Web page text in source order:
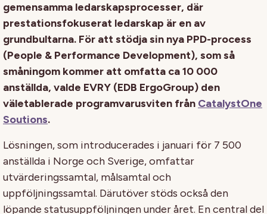
gemensamma ledarskapsprocesser, där
prestationsfokuserat ledarskap är en av
grundbultarna. För att stödja sin nya PPD-process
(People & Performance Development), som så
småningom kommer att omfatta ca 10 000
anställda, valde EVRY (EDB ErgoGroup) den
väletablerade programvarusviten från CatalystOne
Soutions.
Lösningen, som introducerades i januari för 7 500
anställda i Norge och Sverige, omfattar
utvärderingssamtal, målsamtal och
uppföljningssamtal. Därutöver stöds också den
löpande statusuppföljningen under året. En central del